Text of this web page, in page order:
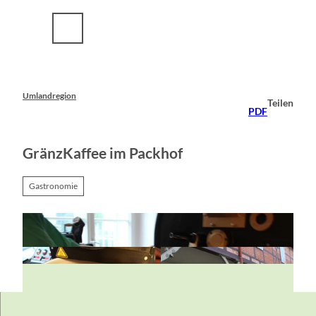
Umlandregion
PDF
Teilen
GränzKaffee im Packhof
Gastronomie